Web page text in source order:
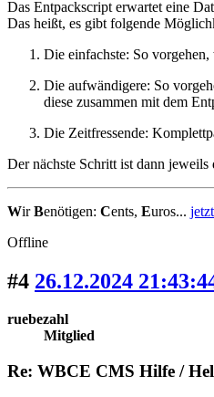
Das Entpackscript erwartet eine
Das heißt, es gibt folgende
Die einfachste: So
Die aufwändigere: So
diese zusammen mit dem
Die Zeitfressende:
Der nächste Schritt ist dann
WirBenötigen: Cents, Euros...
Offline
#4 26.12.2024
ruebezahl
Mitglied
Re: WBCE CMS Hilfe /